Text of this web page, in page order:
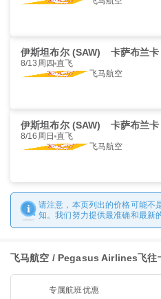
伊斯坦布尔 (SAW) 卡萨布兰
8/13周四 直飞
飞马航空
伊斯坦布尔 (SAW) 卡萨布兰
8/16周日 直飞
飞马航空
请注意，本页列出的价格可能不
知。我们努力提供最准确和最新
飞马航空 / Pegasus Airlines飞往
专属航班优惠